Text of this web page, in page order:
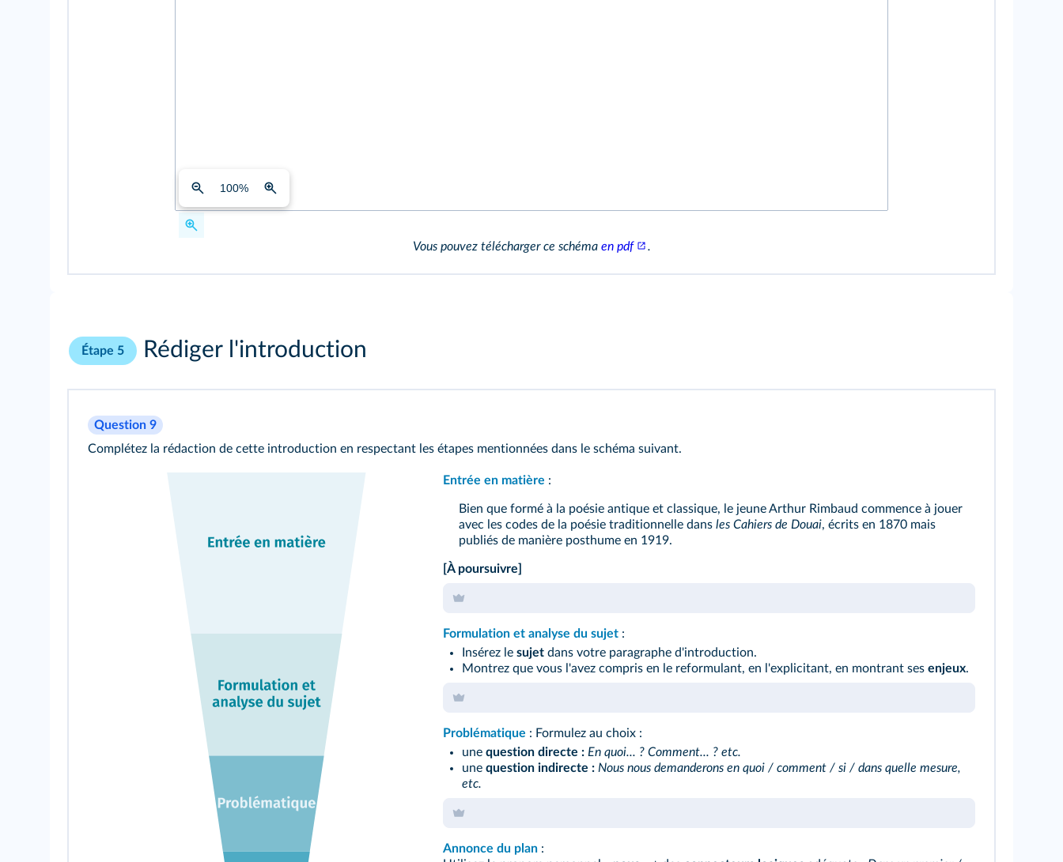
100%
Vous pouvez télécharger ce schéma en pdf .
Étape 5 Rédiger l'introduction
Question 9
Complétez la rédaction de cette introduction en respectant les étapes mentionnées dans le schéma suivant.
Entrée en matière :
Bien que formé à la poésie antique et classique, le jeune Arthur Rimbaud commence à jouer
avec les codes de la poésie traditionnelle dans les Cahiers de Douai, écrits en 1870 mais
publiés de manière posthume en 1919.
[À poursuivre]
Formulation et analyse du sujet:
Insérez le sujetdans votre paragraphe d'introduction.
Montrez que vous l'avez compris en le reformulant, en l'explicitant, en montrant ses enjeux.
Problématique : Formulez au choix :
une question directe : En quoi... ? Comment... ? etc.
une question indirecte : Nous nous demanderons en quoi / comment / si / dans quelle mesure,
etc.
Annonce du plan: